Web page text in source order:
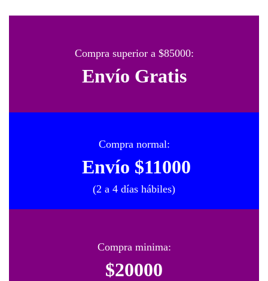
Compra superior a $85000:
Envío Gratis
Compra normal:
Envío $11000
(2 a 4 días hábiles)
Compra minima:
$20000